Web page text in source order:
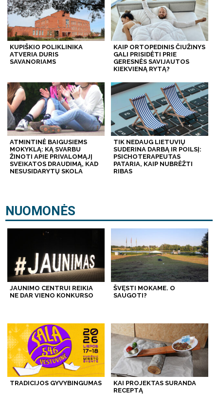
KUPIŠKIO POLIKLINIKA
ATVERIA DURIS
SAVANORIAMS
KAIP ORTOPEDINIS ČIUŽINYS
GALI PRISIDĖTI PRIE
GERESNĖS SAVIJAUTOS
KIEKVIENĄ RYTĄ?
ATMINTINĖ BAIGUSIEMS
MOKYKLĄ: KĄ SVARBU
ŽINOTI APIE PRIVALOMĄJĮ
SVEIKATOS DRAUDIMĄ, KAD
NESUSIDARYTŲ SKOLA
TIK NEDAUG LIETUVIŲ
SUDERINA DARBĄ IR POILSĮ:
PSICHOTERAPEUTAS
PATARIA, KAIP NUBRĖŽTI
RIBAS
NUOMONĖS
JAUNIMO CENTRUI REIKIA
NE DAR VIENO KONKURSO
ŠVĘSTI MOKAME. O
SAUGOTI?
TRADICIJOS GYVYBINGUMAS
KAI PROJEKTAS SURANDA
RECEPTĄ